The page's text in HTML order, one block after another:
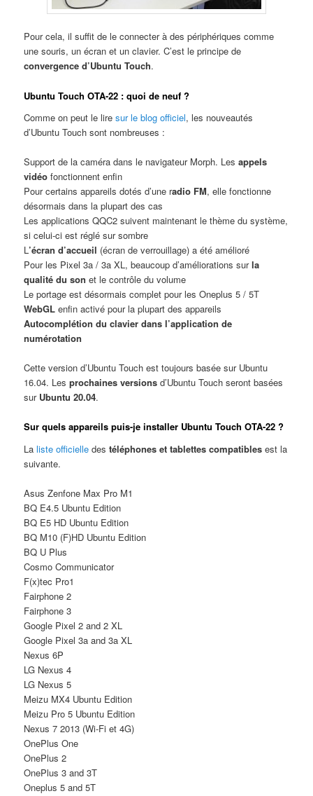
Pour cela, il suffit de le connecter à des périphériques comme
une souris, un écran et un clavier. C’est le principe de
convergence d’Ubuntu Touch.
Ubuntu Touch OTA-22 : quoi de neuf ?
Comme on peut le liresur le blog officiel, les nouveautés
d’Ubuntu Touch sont nombreuses :
Support de la caméra dans le navigateur Morph. Lesappels
vidéo fonctionnent enfin
Pour certains appareils dotés d’une radio FM, elle fonctionne
désormais dans la plupart des cas
Les applications QQC2 suivent maintenant le thème du système,
si celui-ci est réglé sur sombre
L’écran d’accueil (écran de verrouillage) a été amélioré
Pour les Pixel 3a / 3a XL, beaucoup d’améliorations surla
qualité du son et le contrôle du volume
Le portage est désormais complet pour les Oneplus 5 / 5T
WebGL enfin activé pour la plupart des appareils
Autocomplétion du clavier dans l’application de
numérotation
Cette version d’Ubuntu Touch est toujours basée sur Ubuntu
16.04. Lesprochaines versions d’Ubuntu Touch seront basées
sur Ubuntu 20.04.
Sur quels appareils puis-je installer Ubuntu Touch OTA-22 ?
Laliste officielle destéléphones et tablettes compatibles est la
suivante.
Asus Zenfone Max Pro M1
BQ E4.5 Ubuntu Edition
BQ E5 HD Ubuntu Edition
BQ M10 (F)HD Ubuntu Edition
BQ U Plus
Cosmo Communicator
F(x)tec Pro1
Fairphone 2
Fairphone 3
Google Pixel 2 and 2 XL
Google Pixel 3a and 3a XL
Nexus 6P
LG Nexus 4
LG Nexus 5
Meizu MX4 Ubuntu Edition
Meizu Pro 5 Ubuntu Edition
Nexus 7 2013 (Wi-Fi et 4G)
OnePlus One
OnePlus 2
OnePlus 3 and 3T
Oneplus 5 and 5T